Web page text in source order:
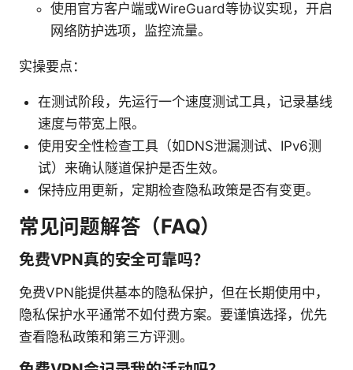
使用官方客户端或WireGuard等协议实现，开启
网络防护选项，监控流量。
实操要点：
在测试阶段，先运行一个速度测试工具，记录基线
速度与带宽上限。
使用安全性检查工具（如DNS泄漏测试、IPv6测
试）来确认隧道保护是否生效。
保持应用更新，定期检查隐私政策是否有变更。
常见问题解答（FAQ）
免费VPN真的安全可靠吗？
免费VPN能提供基本的隐私保护，但在长期使用中，
隐私保护水平通常不如付费方案。要谨慎选择，优先
查看隐私政策和第三方评测。